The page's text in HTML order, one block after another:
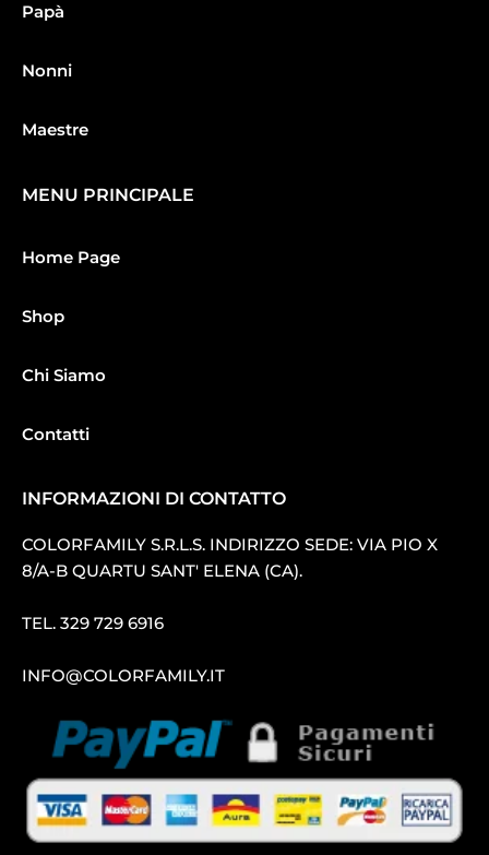
Papà
Nonni
Maestre
MENU PRINCIPALE
Home Page
Shop
Chi Siamo
Contatti
INFORMAZIONI DI CONTATTO
COLORFAMILY S.R.L.S. INDIRIZZO SEDE: VIA PIO X
8/A-B QUARTU SANT′ ELENA (CA).
TEL. 329 729 6916
INFO@COLORFAMILY.IT